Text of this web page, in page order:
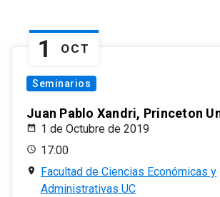
1 OCT
Seminarios
Juan Pablo Xandri, Princeton
1 de Octubre de 2019
17:00
Facultad de Ciencias Económicas y
Administrativas UC